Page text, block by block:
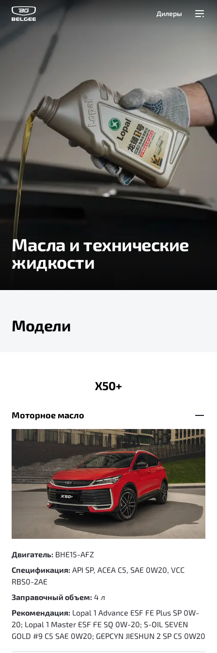
Покупателям
Владельцам
О Belgee
Служба клиентской поддержки
8 800 511 95 25
Дилеры
Масла и технические
жидкости
Модели
X50+
Моторное масло
Двигатель: BHE15-AFZ
Спецификация: API SP, ACEA C5, SAE 0W20, VCC
RBS0-2AE
Заправочный объем: 4 л
Рекомендация: Lopal 1 Advance ESF FE Plus SP 0W-
20; Lopal 1 Master ESF FE SQ 0W-20; S-OIL SEVEN
GOLD #9 C5 SAE 0W20; GEPCYN JIESHUN 2 SP C5 0W20